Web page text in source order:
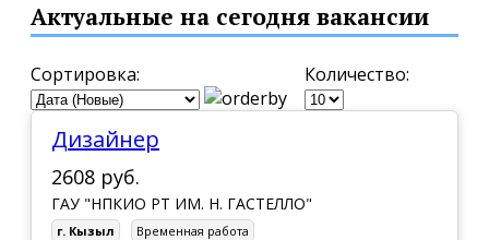
г. Кызыл
г. Туран
г. Чадан
г. Шагонар
п. Каа-Хем
п. Хову-Аксы
Актуальные на сегодня вакансии
Сортировка: Количество:
Дизайнер
2608 руб.
ГАУ "НПКИО РТ ИМ. Н. ГАСТЕЛЛО"
г. Кызыл
Временная работа